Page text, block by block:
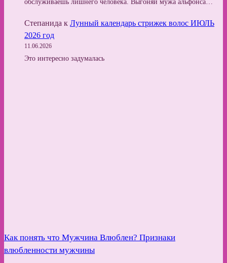
обслуживаешь лишнего человека. Выгоняй мужа альфонса…
Степанида к Лунный календарь стрижек волос ИЮЛЬ
2026 год
11.06.2026
Это интересно задумалась
Как понять что Мужчина Влюблен? Признаки
влюбленности мужчины